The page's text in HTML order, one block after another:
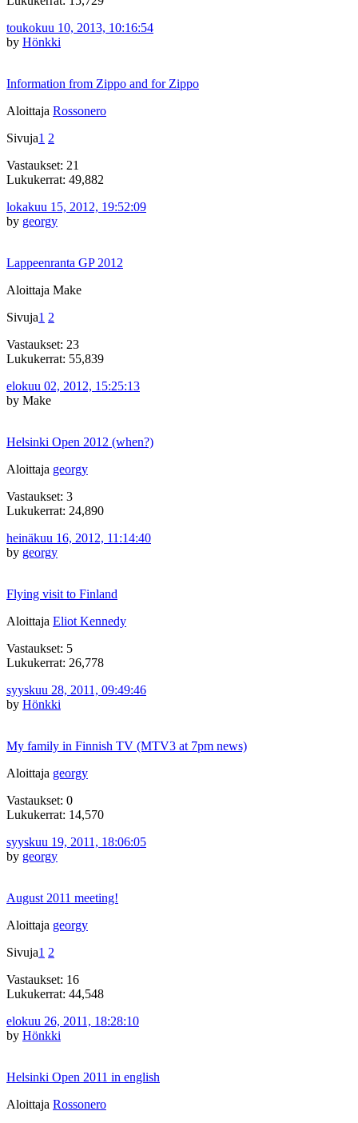
toukokuu 10, 2013, 10:16:54
by Hönkki
Information from Zippo and for Zippo
Aloittaja Rossonero
Sivuja1 2
Vastaukset: 21
Lukukerrat: 49,882
lokakuu 15, 2012, 19:52:09
by georgy
Lappeenranta GP 2012
Aloittaja Make
Sivuja1 2
Vastaukset: 23
Lukukerrat: 55,839
elokuu 02, 2012, 15:25:13
by Make
Helsinki Open 2012 (when?)
Aloittaja georgy
Vastaukset: 3
Lukukerrat: 24,890
heinäkuu 16, 2012, 11:14:40
by georgy
Flying visit to Finland
Aloittaja Eliot Kennedy
Vastaukset: 5
Lukukerrat: 26,778
syyskuu 28, 2011, 09:49:46
by Hönkki
My family in Finnish TV (MTV3 at 7pm news)
Aloittaja georgy
Vastaukset: 0
Lukukerrat: 14,570
syyskuu 19, 2011, 18:06:05
by georgy
August 2011 meeting!
Aloittaja georgy
Sivuja1 2
Vastaukset: 16
Lukukerrat: 44,548
elokuu 26, 2011, 18:28:10
by Hönkki
Helsinki Open 2011 in english
Aloittaja Rossonero